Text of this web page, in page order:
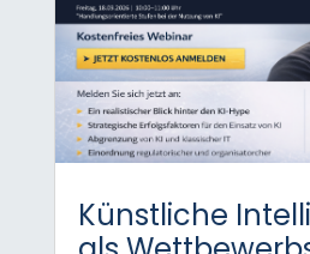
Künstliche